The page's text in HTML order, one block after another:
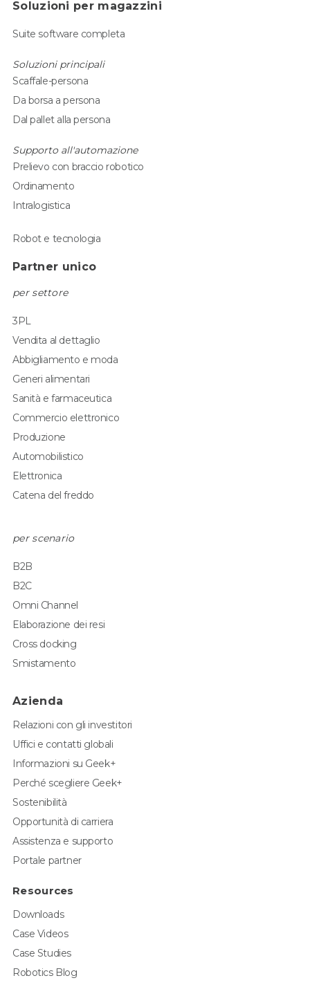
Soluzioni per magazzini
Suite software completa
Soluzioni principali
Scaffale-persona
Da borsa a persona
Dal pallet alla persona
Supporto all'automazione
Prelievo con braccio robotico
Ordinamento
Intralogistica
Robot e tecnologia
Partner unico
per settore
3PL
Vendita al dettaglio
Abbigliamento e moda
Generi alimentari
Sanità e farmaceutica
Commercio elettronico
Produzione
Automobilistico
Elettronica
Catena del freddo
per scenario
B2B
B2C
Omni Channel
Elaborazione dei resi
Cross docking
Smistamento
Azienda
Relazioni con gli investitori
Uffici e contatti globali
Informazioni su Geek+
Perché scegliere Geek+
Sostenibilità
Opportunità di carriera
Assistenza e supporto
Portale partner
Resources
Downloads
Case Videos
Case Studies
Robotics Blog